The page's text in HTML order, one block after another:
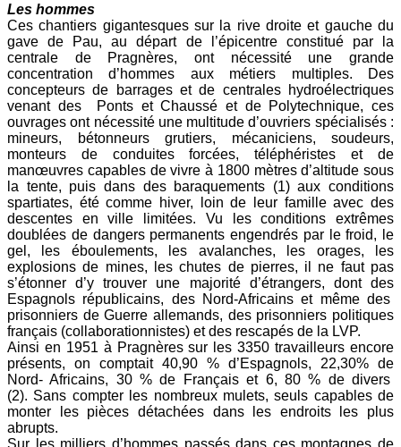
Les hommes
Ces chantiers gigantesques sur la rive droite et gauche du
gave de Pau, au départ de l’épicentre constitué par la
centrale de Pragnères, ont nécessité une grande
concentration d’hommes aux métiers multiples. Des
concepteurs de barrages et de centrales hydroélectriques
venant des Ponts et Chaussé et de Polytechnique, ces
ouvrages ont nécessité une multitude d’ouvriers spécialisés :
mineurs, bétonneurs grutiers, mécaniciens, soudeurs,
monteurs de conduites forcées, téléphéristes et de
manœuvres capables de vivre à 1800 mètres d’altitude sous
la tente, puis dans des baraquements (1) aux conditions
spartiates, été comme hiver, loin de leur famille avec des
descentes en ville limitées. Vu les conditions extrêmes
doublées de dangers permanents engendrés par le froid, le
gel, les éboulements, les avalanches, les orages, les
explosions de mines, les chutes de pierres, il ne faut pas
s’étonner d’y trouver une majorité d’étrangers, dont des
Espagnols républicains, des Nord-Africains et même des
prisonniers de Guerre allemands, des prisonniers politiques
français (collaborationnistes) et des rescapés de la LVP.
Ainsi en 1951 à Pragnères sur les 3350 travailleurs encore
présents, on comptait 40,90 % d’Espagnols, 22,30% de
Nord- Africains, 30 % de Français et 6, 80 % de divers
(2). Sans compter les nombreux mulets, seuls capables de
monter les pièces détachées dans les endroits les plus
abrupts.
Sur les milliers d’hommes passés dans ces montagnes de